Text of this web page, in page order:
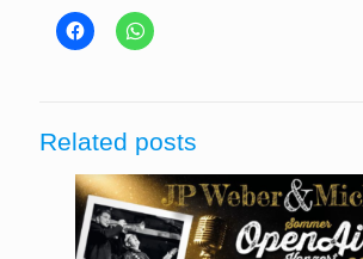
Related posts